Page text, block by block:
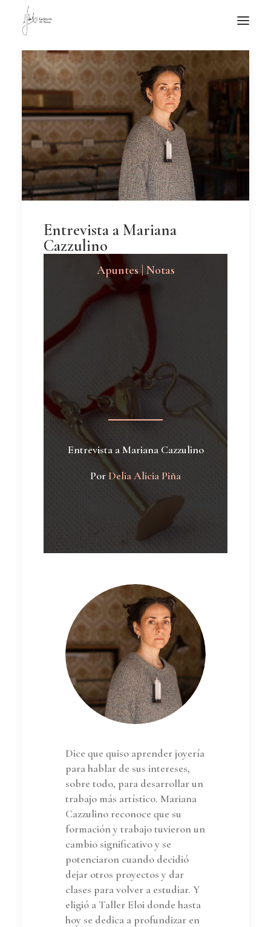
NOTICIAS DE JOYERÍA CONTEMPORÁNEA
NOVEDADES
DE VISITA
APUNTES
QUIÉN SOY
Entrevista a Mariana
Cazzulino
Apuntes | Notas
Entrevista a Mariana Cazzulino
PorDelia Alicia Piña
Dice que quiso aprender joyería
para hablar de sus intereses,
sobre todo, para desarrollar un
trabajo más artístico. Mariana
Cazzulino reconoce que su
formación y trabajo tuvieron un
cambio significativo y se
potenciaron cuando decidió
dejar otros proyectos y dar
clases para volver a estudiar. Y
eligió a Taller Eloi donde hasta
hoy se dedica a profundizar en